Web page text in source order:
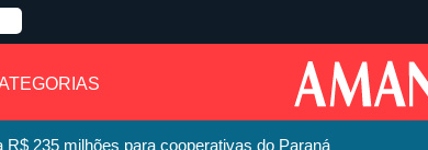
R$ 235 milhões para cooperativas do Paraná